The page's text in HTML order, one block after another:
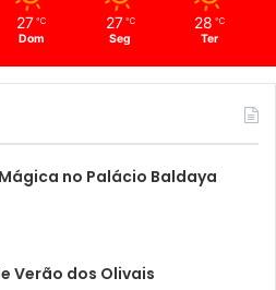
27 ℃
Dom
27 ℃
Seg
28 ℃
Ter
no Palácio Baldaya
Verão dos Olivais